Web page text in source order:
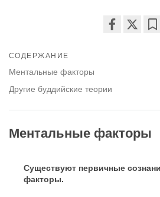
СОДЕРЖАНИЕ
Ментальные факторы
Другие буддийские теории
Ментальные факторы
Существуют первичные
факторы.